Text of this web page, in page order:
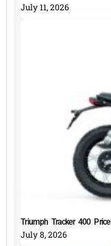
July 11, 2026
Triumph Tracker 400
July 8, 2026